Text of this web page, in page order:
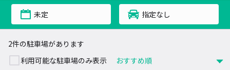
未定 指定なし
2件の駐車場があります
利用可能な駐車場のみ表示